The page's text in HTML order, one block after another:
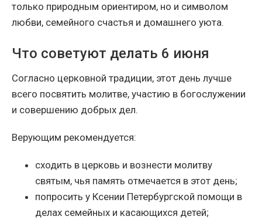
только природным ориентиром, но и символом
любви, семейного счастья и домашнего уюта.
Что советуют делать 6 июня
Согласно церковной традиции, этот день лучше
всего посвятить молитве, участию в богослужении
и совершению добрых дел.
Верующим рекомендуется:
сходить в церковь и вознести молитву
святым, чья память отмечается в этот день;
попросить у Ксении Петербургской помощи в
делах семейных и касающихся детей;